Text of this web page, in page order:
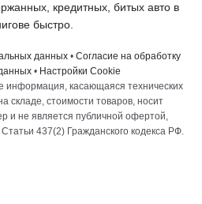
кредитных, битых авто в
быстро.
данных• Согласие на обработку
• Настройки Cookie
информация, касающаяся технических
складе, стоимости товаров, носит
и не является публичной офертой,
437(2) Гражданского кодекса РФ.